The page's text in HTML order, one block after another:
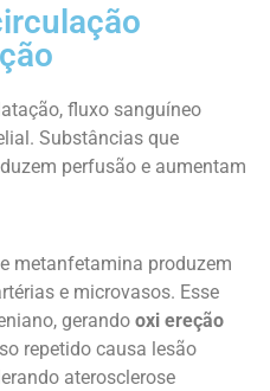
fluxo sanguíneo
Substâncias que
perfusão e aumentam
metanfetamina produzem
e microvasos. Esse
gerando oxi ereção
repetido causa lesão
aterosclerose